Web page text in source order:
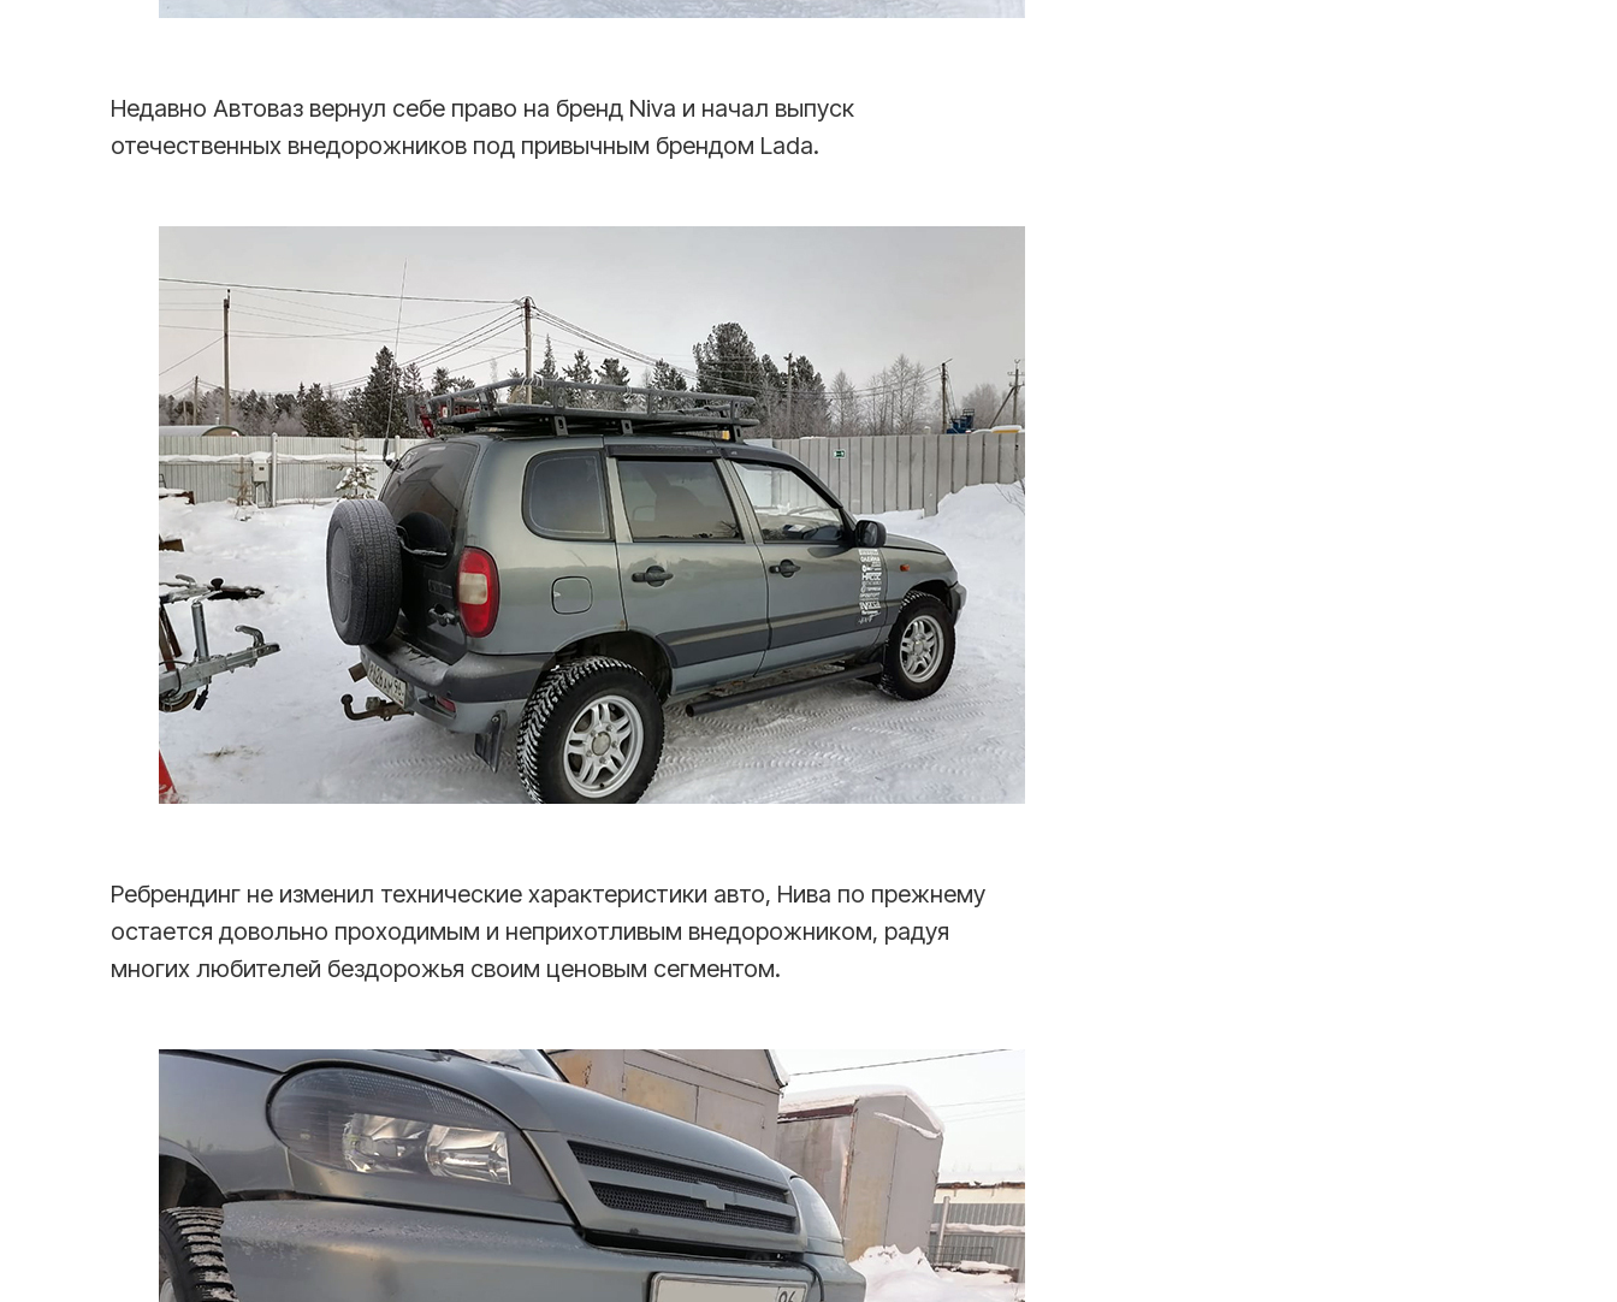
Недавно Автоваз вернул себе право на бренд Niva и начал выпуск
отечественных внедорожников под привычным брендом Lada.
Ребрендинг не изменил технические характеристики авто, Нива по прежнему
остается довольно проходимым и неприхотливым внедорожником, радуя
многих любителей бездорожья своим ценовым сегментом.